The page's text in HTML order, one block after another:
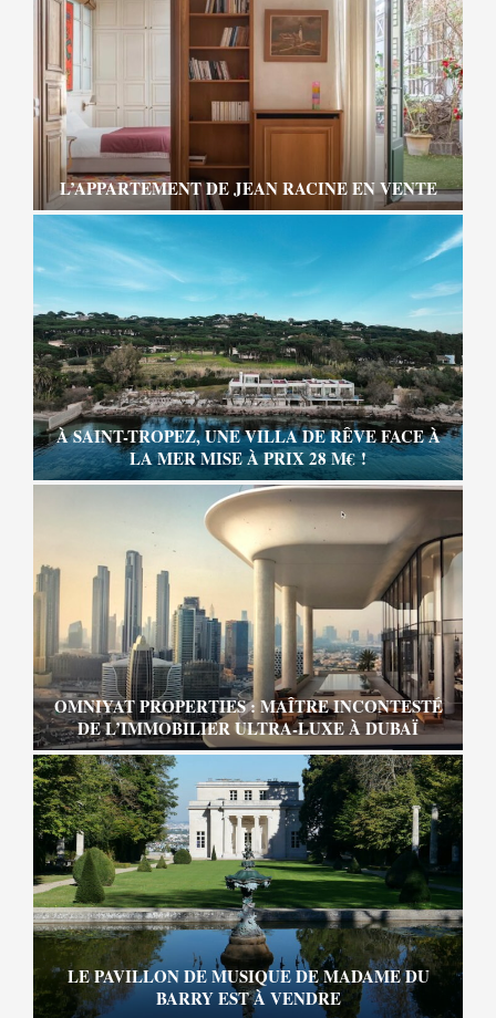
L’APPARTEMENT DE JEAN RACINE EN VENTE
À SAINT-TROPEZ, UNE VILLA DE RÊVE FACE À
LA MER MISE À PRIX 28 M€ !
OMNIYAT PROPERTIES : MAÎTRE INCONTESTÉ
DE L’IMMOBILIER ULTRA-LUXE À DUBAÏ
LE PAVILLON DE MUSIQUE DE MADAME DU
BARRY EST À VENDRE